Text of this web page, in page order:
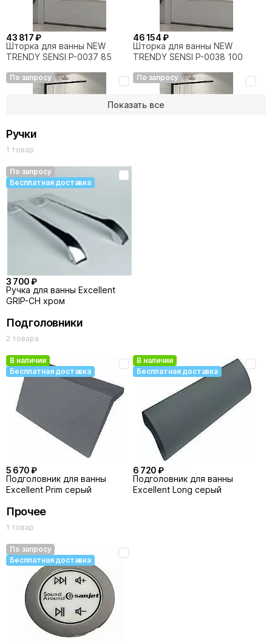
43 817 ₽
Шторка для ванны NEW
TRENDY SENSI P-0037 85
46 154 ₽
Шторка для ванны NEW
TRENDY SENSI P-0038 100
По запросу
47 906 ₽
Шторка для ванны NEW
TRENDY SENSI BLACK P-0045
85
По запросу
Показать все
Ручки
1 товар
По запросу
Бесплатная доставка
3 700 ₽
Ручка для ванны Excellent
GRIP-CH хром
Подголовники
2 товара
В наличии
Бесплатная доставка
5 670 ₽
Подголовник для ванны
Excellent Prim серый
В наличии
Бесплатная доставка
6 720 ₽
Подголовник для ванны
Excellent Long серый
Прочее
1 товар
По запросу
Бесплатная доставка